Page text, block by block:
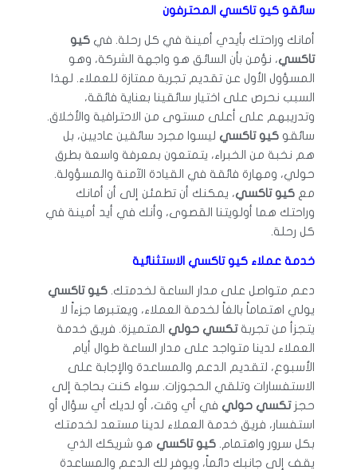
سائقو كيو تاكسي المحترفون
أمانك وراحتك بأيدي أمينة في كل رحلة. في كيو
تاكسي، نؤمن بأن السائق هو واجهة الشركة، وهو
المسؤول الأول عن تقديم تجربة ممتازة للعملاء. لهذا
السبب نحرص على اختيار سائقينا بعناية فائقة،
وتدريبهم على أعلى مستوى من الاحترافية والأخلاق.
سائقو كيو تاكسي ليسوا مجرد سائقين عاديين، بل
هم نخبة من الخبراء، يتمتعون بمعرفة واسعة بطرق
حولي، ومهارة فائقة في القيادة الآمنة والمسؤولة.
مع كيو تاكسي، يمكنك أن تطمئن إلى أن أمانك
وراحتك هما أولويتنا القصوى، وأنك في أيد أمينة في
كل رحلة.
خدمة عملاء كيو تاكسي الاستثنائية
دعم متواصل على مدار الساعة لخدمتك. كيو تاكسي
يولي اهتماماً بالغاً لخدمة العملاء، ويعتبرها جزءاً لا
يتجزأ من تجربةتكسي حولي المتميزة. فريق خدمة
العملاء لدينا متواجد على مدار الساعة طوال أيام
الأسبوع، لتقديم الدعم والمساعدة والإجابة على
الاستفسارات وتلقي الحجوزات. سواء كنت بحاجة إلى
حجزتكسي حولي في أي وقت، أو لديك أي سؤال أو
استفسار، فريق خدمة العملاء لدينا مستعد لخدمتك
بكل سرور واهتمام. كيو تاكسي هو شريكك الذي
يقف إلى جانبك دائماً، ويوفر لك الدعم والمساعدة